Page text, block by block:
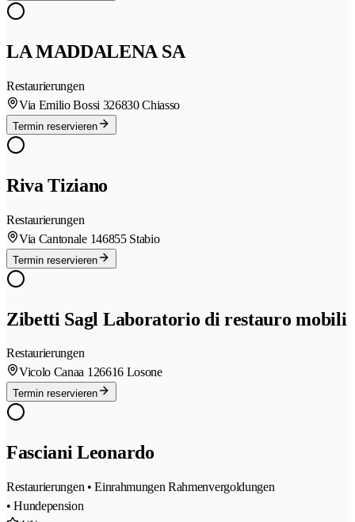
LA MADDALENA SA
Restaurierungen
Via Emilio Bossi 326830 Chiasso
Termin reservieren
Riva Tiziano
Restaurierungen
Via Cantonale 146855 Stabio
Termin reservieren
Zibetti Sagl Laboratorio di restauro mobili
Restaurierungen
Vicolo Canaa 126616 Losone
Termin reservieren
Fasciani Leonardo
Restaurierungen • Einrahmungen Rahmenvergoldungen
• Hundepension